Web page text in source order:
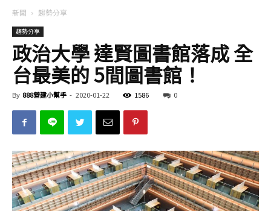
新聞 趨勢分享
趨勢分享
政治大學 達賢圖書館落成 全
台最美的 5間圖書館！
By 888營建小幫手 - 2020-01-22 1586 0